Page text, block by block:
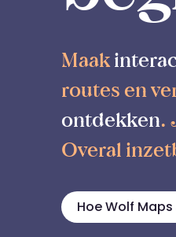
Maak
routes en
ontdekken.
Overal
Hoe Wolf